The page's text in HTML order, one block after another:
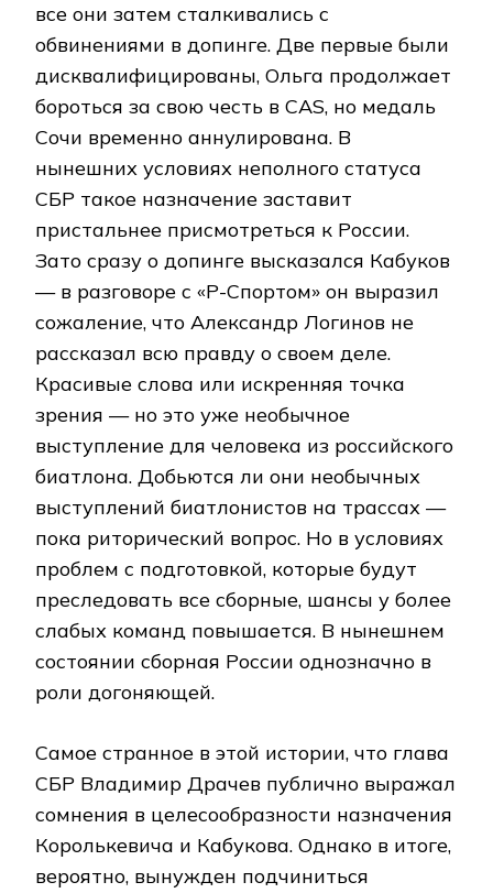
все они затем сталкивались с
обвинениями в допинге. Две первые были
дисквалифицированы, Ольга продолжает
бороться за свою честь в CAS, но медаль
Сочи временно аннулирована. В
нынешних условиях неполного статуса
СБР такое назначение заставит
пристальнее присмотреться к России.
Зато сразу о допинге высказался Кабуков
— в разговоре с «Р-Спортом» он выразил
сожаление, что Александр Логинов не
рассказал всю правду о своем деле.
Красивые слова или искренняя точка
зрения — но это уже необычное
выступление для человека из российского
биатлона. Добьются ли они необычных
выступлений биатлонистов на трассах —
пока риторический вопрос. Но в условиях
проблем с подготовкой, которые будут
преследовать все сборные, шансы у более
слабых команд повышается. В нынешнем
состоянии сборная России однозначно в
роли догоняющей.
Самое странное в этой истории, что глава
СБР Владимир Драчев публично выражал
сомнения в целесообразности назначения
Королькевича и Кабукова. Однако в итоге,
вероятно, вынужден подчиниться